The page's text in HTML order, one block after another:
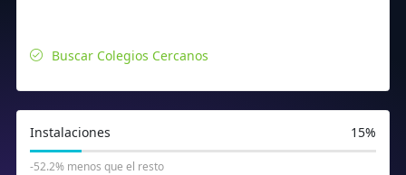
Buscar Colegios Cercanos
Instalaciones 15%
-52.2% menos que el resto